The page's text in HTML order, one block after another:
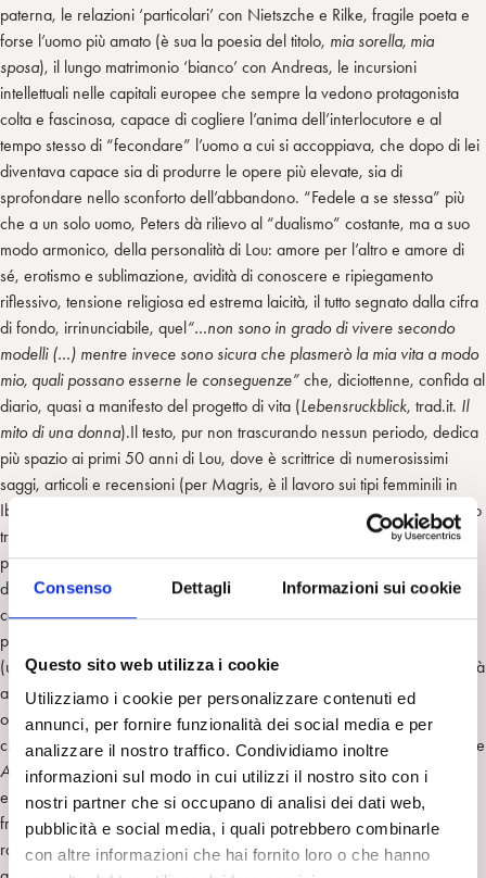
Consenso Dettagli Informazioni sui cookie
Questo sito web utilizza i cookie
Utilizziamo i cookie per personalizzare contenuti ed
annunci, per fornire funzionalità dei social media e per
analizzare il nostro traffico. Condividiamo inoltre
informazioni sul modo in cui utilizzi il nostro sito con i
nostri partner che si occupano di analisi dei dati web,
pubblicità e social media, i quali potrebbero combinarle
con altre informazioni che hai fornito loro o che hanno
paterna, le relazioni ‘particolari’ con Nietszche e Rilke, fragile poeta e
forse l’uomo più amato (è sua la poesia del titolo, mia sorella, mia
sposa), il lungo matrimonio ‘bianco’ con Andreas, le incursioni
intellettuali nelle capitali europee che sempre la vedono protagonista
colta e fascinosa, capace di cogliere l’anima dell’interlocutore e al
tempo stesso di “fecondare” l’uomo a cui si accoppiava, che dopo di lei
diventava capace sia di produrre le opere più elevate, sia di
sprofondare nello sconforto dell’abbandono. “Fedele a se stessa” più
che a un solo uomo, Peters dà rilievo al “dualismo” costante, ma a suo
modo armonico, della personalità di Lou: amore per l’altro e amore di
sé, erotismo e sublimazione, avidità di conoscere e ripiegamento
riflessivo, tensione religiosa ed estrema laicità, il tutto segnato dalla cifra
di fondo, irrinunciabile, quel“…non sono in grado di vivere secondo
modelli (…) mentre invece sono sicura che plasmerò la mia vita a modo
mio, quali possano esserne le conseguenze” che, diciottenne, confida al
diario, quasi a manifesto del progetto di vita (Lebensruckblick, trad.it. Il
mito di una donna).Il testo, pur non trascurando nessun periodo, dedica
più spazio ai primi 50 anni di Lou, dove è scrittrice di numerosissimi
saggi, articoli e recensioni (per Magris, è il lavoro sui tipi femminili in
Ibsen il saggio più acuto); più ridotta la parte finale della vita, quell’ultimo
trentennio che la vede dedita, in clinica e nella teoria, solo alla
psicoanalisi freudiana. L’incontro con Freud, a Vienna per il Congresso
di Weimar nel 1911, rappresenta la “sintesi” della ricerca incessante
condotta da Lou fino ad allora: le profonde “intuizioni” pre-
psicoanalitiche, di cui Freud riconoscerà sempre il fertile contributo
(utilizza nel ’20, alla quarta edizione deiTre saggi
, l’idea della contiguità
anatomica tra gli organi sessuali e escrementizi, derivati dalla cloaca
originaria), trovano finalmente il loro terreno scientifico, quell’oggettività
che Lou aveva sempre cercato. Dei suoi scritti, si ricordano in particolare
Anal und sexual(1916) eIl narcisismo come duplice tendenza(1921),
entrambe elaborazioni fedeli, ma al contempo originali, dei lavori
freudiani del ’14 e del ’20. Del lungo, tenero, profondo e autentico
rapporto con Freud (unico da cui si disse “disposta a farsi tenere al